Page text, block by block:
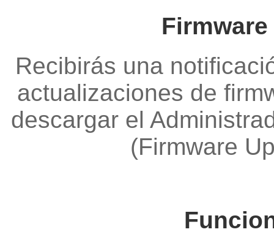
Recibirás una
actualizaciones de
descargar el
(Firmware